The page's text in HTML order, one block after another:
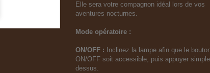
Elle sera votre compagnon idéal lors de vos
aventures nocturnes.
Mode opératoire :
ON/OFF :
Inclinez la lampe afin que le
ON/OFF soit accessible, puis appuyer
dessus.